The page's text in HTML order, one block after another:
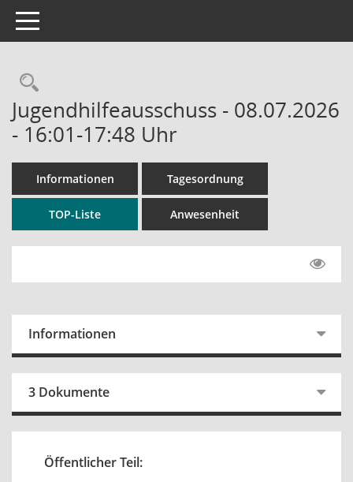
Toggle navigation
Rechercheauswahl
Jugendhilfeausschuss - 08.07.2026
- 16:01-17:48 Uhr
Informationen Tagesordnung
TOP-Liste Anwesenheit
Informationen
3 Dokumente
Öffentlicher Teil: